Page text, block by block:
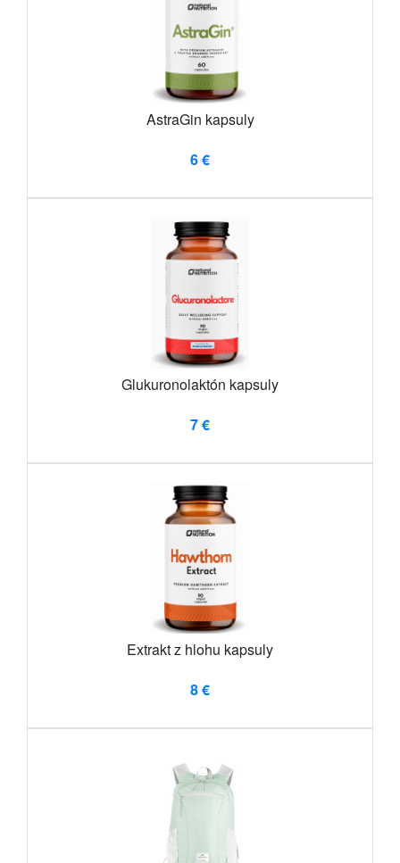
AstraGin kapsuly
6 €
Glukuronolaktón kapsuly
7 €
Extrakt z hlohu kapsuly
8 €